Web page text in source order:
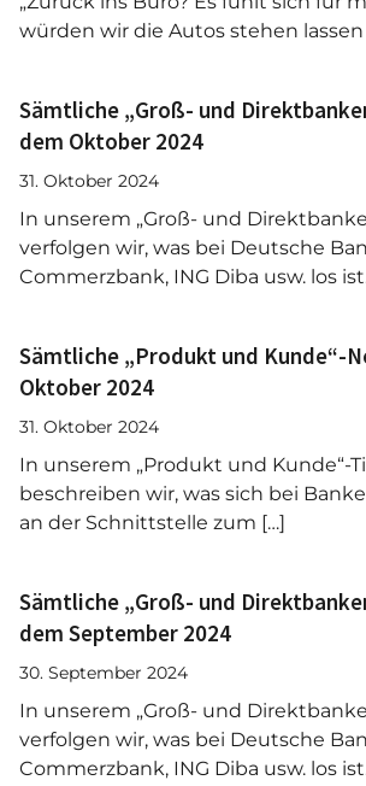
würden wir die Autos stehen
Sämtliche „Groß- und
dem Oktober 2024
31. Oktober 2024
In unserem „Groß- und
verfolgen wir, was bei Deutsche
Commerzbank, ING Diba usw. los
Sämtliche „Produkt und Kunde“-
Oktober 2024
31. Oktober 2024
In unserem „Produkt und Kunde“-
beschreiben wir, was sich bei
an der Schnittstelle zum […]
Sämtliche „Groß- und
dem September 2024
30. September 2024
In unserem „Groß- und
verfolgen wir, was bei Deutsche
Commerzbank, ING Diba usw. los